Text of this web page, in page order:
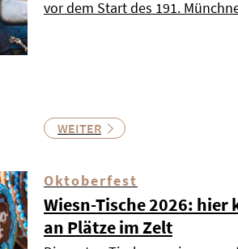
vor dem Start des 191.
WEITER
Oktoberfest
Wiesn-Tische 2026: hier
an Plätze im Zelt